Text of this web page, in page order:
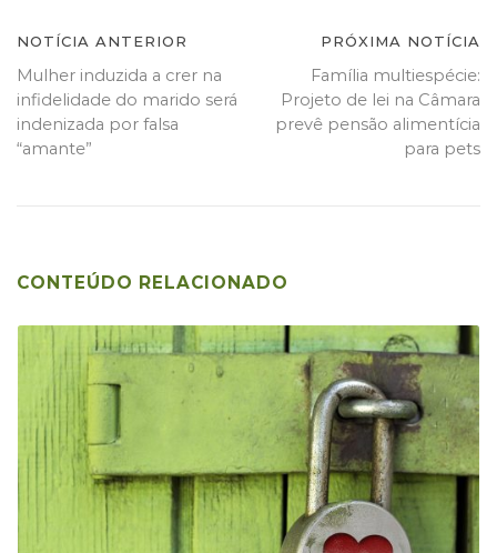
Navegação
de
Post
NOTÍCIA ANTERIOR
Mulher induzida a crer na
infidelidade do marido será
indenizada por falsa
“amante”
PRÓXIMA NOTÍCIA
Família multiespécie:
Projeto de lei na Câmara
prevê pensão alimentícia
para pets
CONTEÚDO RELACIONADO